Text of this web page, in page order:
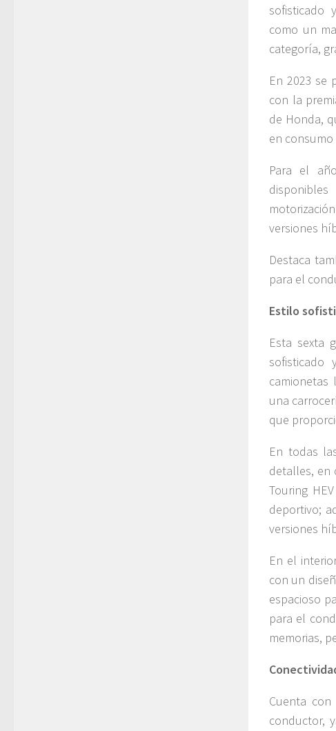
sofisticado
como un
categoría,
En 2023 se
con la
de Honda,
en
Para el
versiones
Destaca
para el
Estilo
Esta sexta
una
que
En todas
detalles, en
Touring
deportivo;
versiones
En el
con un
espacioso
para el
memorias,
Cuenta
conductor,